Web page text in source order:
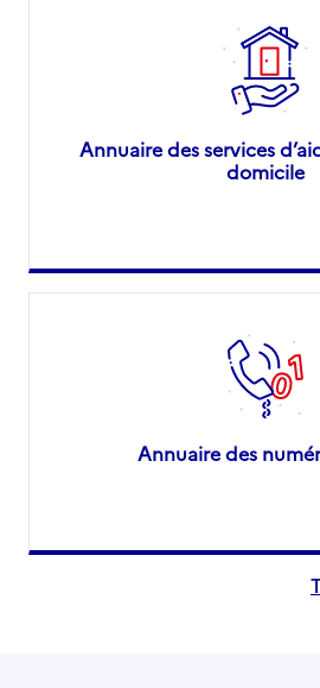
Annuaire des services
domicile
Annuaire des